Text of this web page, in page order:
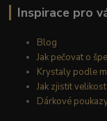
Inspirace pro
Blog
Jak pečovat o
Krystaly podle
Jak zjistit
Dárkové